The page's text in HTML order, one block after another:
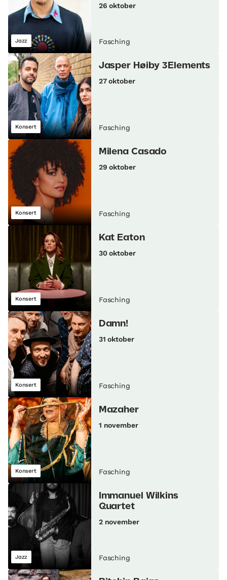
Jazz
26 oktober
Fasching
Konsert
Jasper Høiby 3Elements
27 oktober
Fasching
Konsert
Milena Casado
29 oktober
Fasching
Konsert
Kat Eaton
30 oktober
Fasching
Konsert
Damn!
31 oktober
Fasching
Konsert
Mazaher
1 november
Fasching
Jazz
Immanuel Wilkins
Quartet
2 november
Fasching